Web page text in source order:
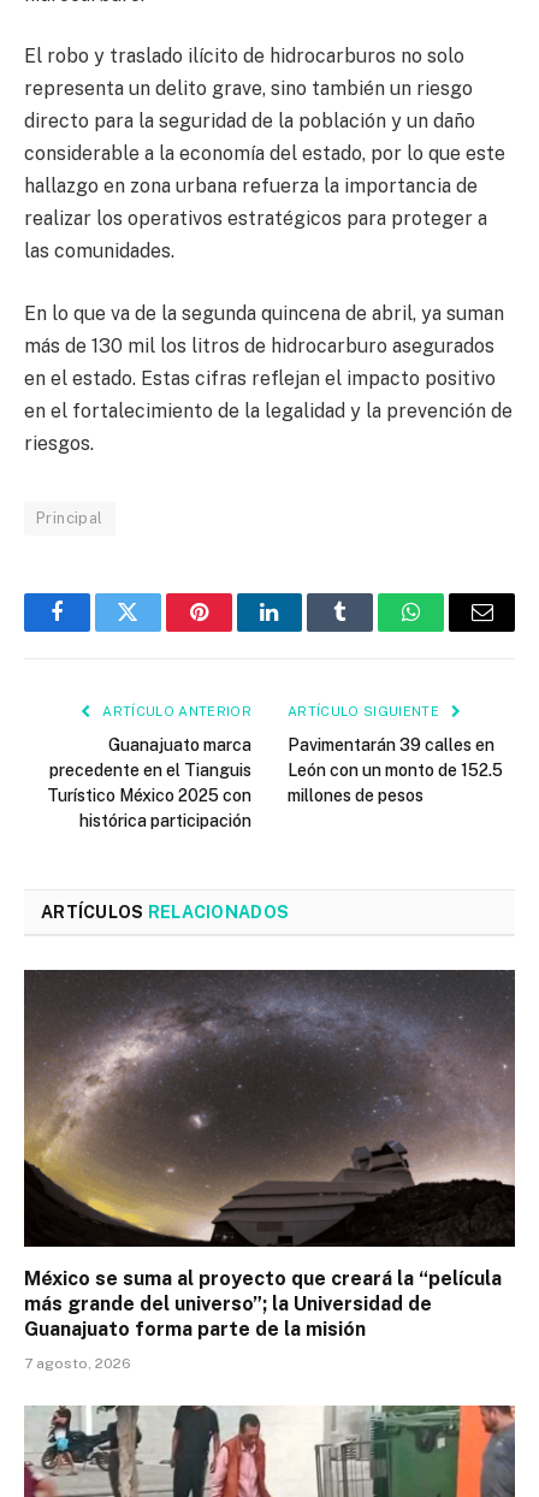
El robo y traslado ilícito de hidrocarburos no solo
representa un delito grave, sino también un riesgo
directo para la seguridad de la población y un daño
considerable a la economía del estado, por lo que este
hallazgo en zona urbana refuerza la importancia de
realizar los operativos estratégicos para proteger a
las comunidades.
En lo que va de la segunda quincena de abril, ya suman
más de 130 mil los litros de hidrocarburo asegurados
en el estado. Estas cifras reflejan el impacto positivo
en el fortalecimiento de la legalidad y la prevención de
riesgos.
Principal
FacebookTwitter PinterestLinkedInTumblr WhatsAppEmail
ARTÍCULO ANTERIOR
Guanajuato marca
precedente en el Tianguis
Turístico México 2025 con
histórica participación
ARTÍCULO SIGUIENTE
Pavimentarán 39 calles en
León con un monto de 152.5
millones de pesos
ARTÍCULOS RELACIONADOS
México se suma al proyecto que creará la “película
más grande del universo”; la Universidad de
Guanajuato forma parte de la misión
7 agosto, 2026